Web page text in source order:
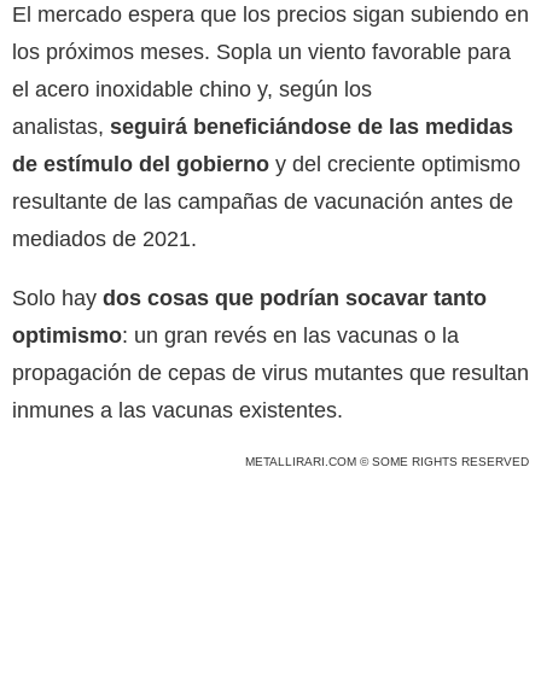
El mercado espera que los precios sigan subiendo en
los próximos meses. Sopla un viento favorable para
el acero inoxidable chino y, según los
analistas, seguirá beneficiándose de las medidas
de estímulo del gobierno y del creciente optimismo
resultante de las campañas de vacunación antes de
mediados de 2021.
Solo hay dos cosas que podrían socavar tanto
optimismo: un gran revés en las vacunas o la
propagación de cepas de virus mutantes que resultan
inmunes a las vacunas existentes.
METALLIRARI.COM © SOME RIGHTS RESERVED